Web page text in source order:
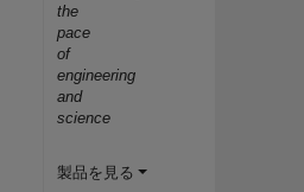
the
pace
of
engineering
and
science
製品を見る